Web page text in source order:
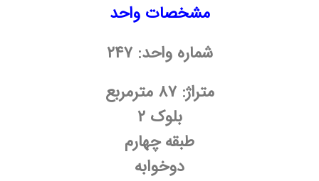
مشخصات واحد
شماره واحد: ۲۴۷
متراژ: ۸۷ مترمربع
بلوک ۲
طبقه چهارم
دوخوابه